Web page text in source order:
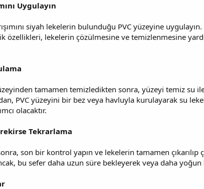
Uygulayın
siyah lekelerin bulunduğu PVC yüzeyine
özellikleri, lekelerin çözülmesine ve temizlenmesine
tamamen temizledikten sonra, yüzeyi temiz su
PVC yüzeyini bir bez veya havluyla kurulayarak su
olacaktır.
Tekrarlama
son bir kontrol yapın ve lekelerin tamamen çıkarılıp
bu sefer daha uzun süre bekleyerek veya daha yoğun